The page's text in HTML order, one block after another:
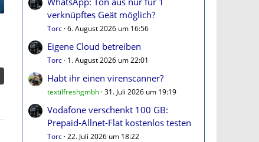
verknüpftes Geät möglich?
Torc 6. August 2026 um 16:56
Eigene Cloud betreiben
Torc 1. August 2026 um 22:01
Habt ihr einen virenscanner?
textilfreshgmbh 31. Juli 2026 um 19:19
Vodafone verschenkt 100 GB:
Prepaid-Allnet-Flat kostenlos testen
Torc 22. Juli 2026 um 18:22